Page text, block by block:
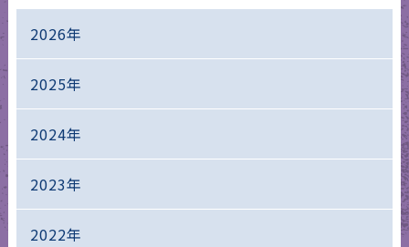
2026年
2025年
2024年
2023年
2022年